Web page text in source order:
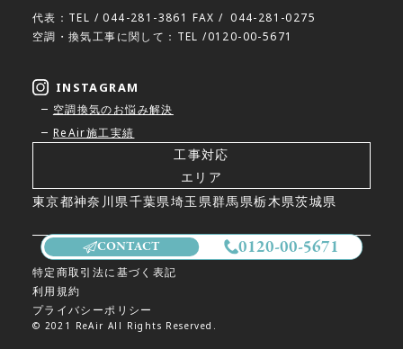
CONTACT 0120-00-5671
代表：TEL / 044-281-3861 FAX / 044-281-0275
空調・換気工事に関して：TEL /0120-00-5671
INSTAGRAM
空調換気のお悩み解決
ReAir施工実績
工事対応
エリア
東京都神奈川県千葉県埼玉県群馬県栃木県茨城県
特定商取引法に基づく表記
利用規約
プライバシーポリシー
© 2021 ReAir All Rights Reserved.